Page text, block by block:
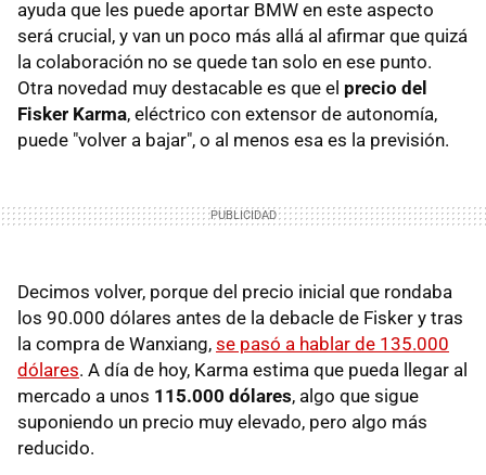
ayuda que les puede aportar BMW en este aspecto
será crucial, y van un poco más allá al afirmar que quizá
la colaboración no se quede tan solo en ese punto.
Otra novedad muy destacable es que el precio del
Fisker Karma, eléctrico con extensor de autonomía,
puede "volver a bajar", o al menos esa es la previsión.
Decimos volver, porque del precio inicial que rondaba
los 90.000 dólares antes de la debacle de Fisker y tras
la compra de Wanxiang, se pasó a hablar de 135.000
dólares. A día de hoy, Karma estima que pueda llegar al
mercado a unos 115.000 dólares, algo que sigue
suponiendo un precio muy elevado, pero algo más
reducido.